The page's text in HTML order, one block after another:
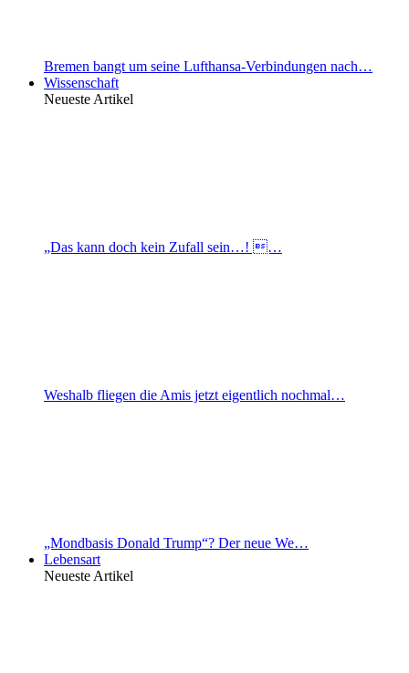
Bremen bangt um seine Lufthansa-Verbindungen nach…
Wissenschaft
Neueste Artikel
„Das kann doch kein Zufall sein…! …
Weshalb fliegen die Amis jetzt eigentlich nochmal…
„Mondbasis Donald Trump“? Der neue We…
Lebensart
Neueste Artikel